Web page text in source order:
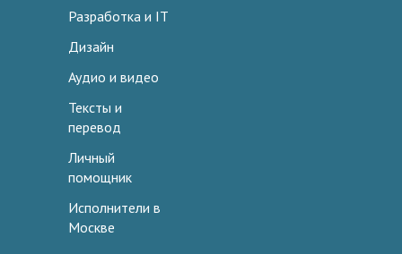
Разработка и IT
Дизайн
Аудио и видео
Тексты и
перевод
Личный
помощник
Исполнители в
Москве